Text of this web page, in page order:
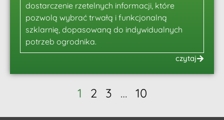
dostarczenie rzetelnych informacji, które
pozwolą wybrać trwałą i funkcjonalną
szklarnię, dopasowaną do indywidualnych
potrzeb ogrodnika.
czytaj
1 2 3 … 10